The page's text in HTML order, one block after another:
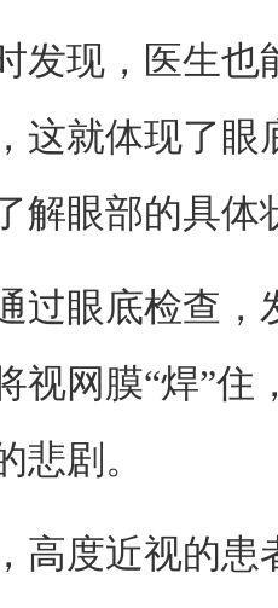
现，医生也
这就体现了
解眼部的具体
眼底检查，
视网膜“焊”住
悲剧。
度近视的患